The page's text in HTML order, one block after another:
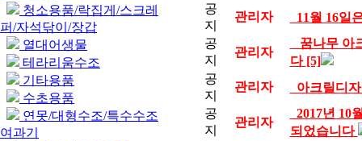
청소용품/락집게/스크레
퍼/자석닦이/장갑
열대어생물
테라리움수조
기타용품
수초용품
연못/대형수조/특수수조
여과기
공
지
관리자
11월 16일
공
지
관리자
꿈나무 아
다 [5]
공
지
관리자
아크릴디
공
지
관리자
2017년 10
되었습니다